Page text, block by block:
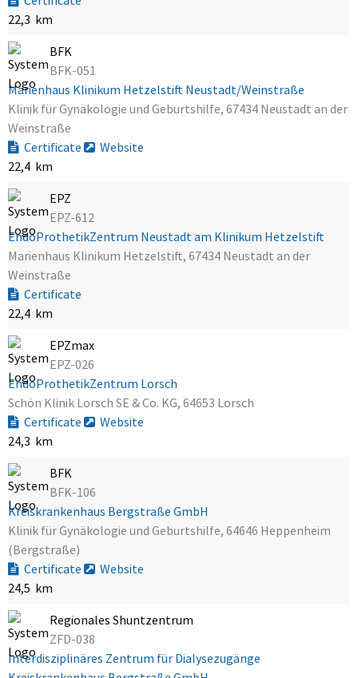
22,3 km
BFK
BFK-051
Marienhaus Klinikum Hetzelstift Neustadt/Weinstraße
Klinik für Gynäkologie und Geburtshilfe, 67434 Neustadt an der
Weinstraße
Certificate
Website
22,4 km
EPZ
EPZ-612
EndoProthetikZentrum Neustadt am Klinikum Hetzelstift
Marienhaus Klinikum Hetzelstift, 67434 Neustadt an der
Weinstraße
Certificate
22,4 km
EPZmax
EPZ-026
EndoProthetikZentrum Lorsch
Schön Klinik Lorsch SE & Co. KG, 64653 Lorsch
Certificate
Website
24,3 km
BFK
BFK-106
Kreiskrankenhaus Bergstraße GmbH
Klinik für Gynäkologie und Geburtshilfe, 64646 Heppenheim
(Bergstraße)
Certificate
Website
24,5 km
Regionales Shuntzentrum
ZFD-038
Interdisziplinäres Zentrum für Dialysezugänge